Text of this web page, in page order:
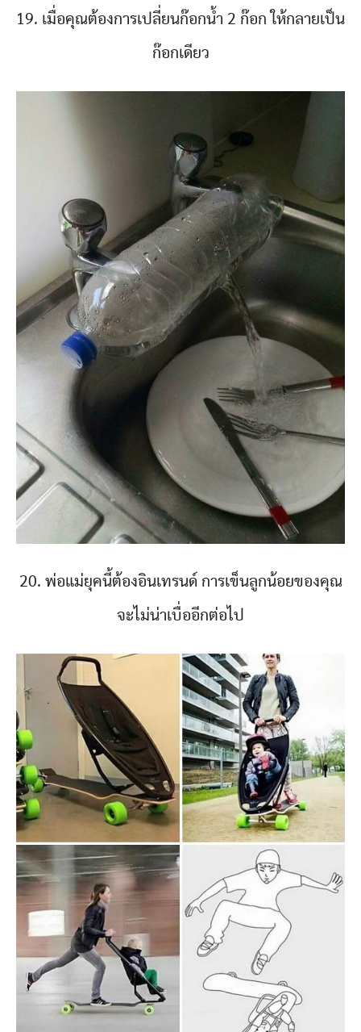
19. เมื่อคุณต้องการเปลี่ยนก๊อกน้ำ 2 ก๊อก ให้กลายเป็น
ก๊อกเดียว
20. พ่อแม่ยุคนี้ต้องอินเทรนด์ การเข็นลูกน้อยของคุณ
จะไม่น่าเบื่ออีกต่อไป